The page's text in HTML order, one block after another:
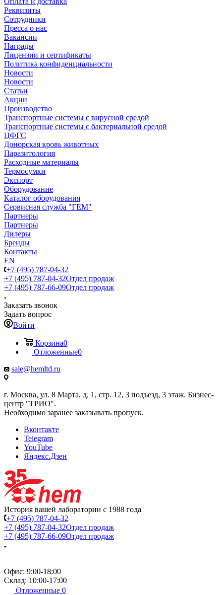
Реквизиты
Сотрудники
Пресса о нас
Вакансии
Награды
Лицензии и сертификаты
Политика конфиденциальности
Новости
Новости
Статьи
Акции
Производство
Транспортные системы с вирусной средой
Транспортные системы с бактериальной средой
ЦФГС
Донорская кровь животных
Паразитология
Расходные материалы
Термосумки
Экспорт
Оборудование
Каталог оборудования
Сервисная служба "ГЕМ"
Партнеры
Партнеры
Дилеры
Бренды
Контакты
EN
+7 (495) 787-04-32
+7 (495) 787-04-32Отдел продаж
+7 (495) 787-66-09Отдел продаж
Заказать звонок
Задать вопрос
Войти
Корзина0
Отложенные0
sale@hemltd.ru
г. Москва, ул. 8 Марта, д. 1, стр. 12, 3 подъезд, 3 этаж. Бизнес-
центр "ТРИО".
Необходимо заранее заказывать пропуск.
Вконтакте
Telegram
YouTube
Яндекс.Дзен
История вашей лаборатории с 1988 года
+7 (495) 787-04-32
+7 (495) 787-04-32Отдел продаж
+7 (495) 787-66-09Отдел продаж
Офис: 9:00-18:00
Склад: 10:00-17:00
Отложенные 0